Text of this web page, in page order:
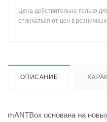
Цена действительна только
отличаться от цен в
ОПИСАНИЕ
mANTBox основана на